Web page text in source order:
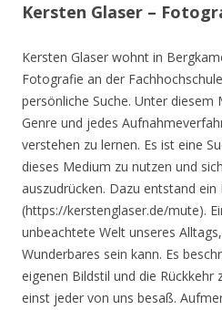
Kersten Glaser –
Kersten Glaser wohnt in
Fotografie an der
persönliche Suche. Unter
Genre und jedes
verstehen zu lernen. Es ist eine
dieses Medium zu nutzen und
auszudrücken. Dazu entstand
(https://kerstenglaser.de/mute).
unbeachtete Welt unseres
Wunderbares sein kann. Es
eigenen Bildstil und die Rückkehr
einst jeder von uns besaß.